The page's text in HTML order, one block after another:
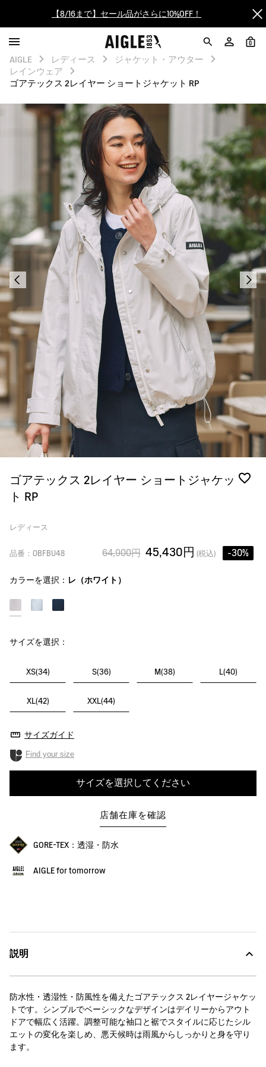
【最大50%OFF】FINAL SALEがスタート！
ログイン/会員登録で送料＆返品無料
AIGLE CLUB ポイントサービス終了のお知らせ
【最大50%OFF】FINAL SALEがスタート！
ログイン/会員登録で送料＆返品無料
AIGLE CLUB ポイントサービス終了のお知らせ
0
AIGLE レディース
ジャケット・アウター
レインウェア
ゴアテックス 2レイヤー ショートジャケット RP
ゴアテックス 2レイヤー ショートジャケッ
ト RP
レディース
品番：OBFBU48 64,900円 45,430円 (税込) -30%
カラーを選択： レ（ホワイト）
サイズを選択：
XS(34) S(36) M(38) L(40)
XL(42) XXL(44)
サイズガイド
Find your size
サイズを選択してください
店舗在庫を確認
GORE-TEX：透湿・防水
AIGLE for tomorrow
説明
防水性・透湿性・防風性を備えたゴアテックス 2レイヤージャケッ
トです。シンプルでベーシックなデザインはデイリーからアウト
ドアで幅広く活躍。調整可能な袖口と裾でスタイルに応じたシル
エットの変化を楽しめ、悪天候時は雨風からしっかりと身を守り
ます。